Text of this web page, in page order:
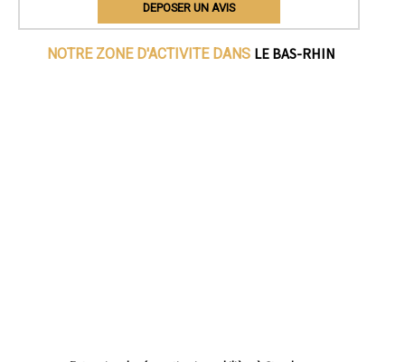
DEPOSER UN AVIS
NOTRE ZONE D'ACTIVITE DANS LE BAS-RHIN